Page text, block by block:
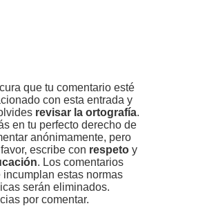
que tu comentario esté
con esta entrada y
revisar la ortografía.
en tu perfecto derecho de
anónimamente, pero
escribe con respeto y
. Los comentarios
incumplan estas normas
serán eliminados.
por comentar.